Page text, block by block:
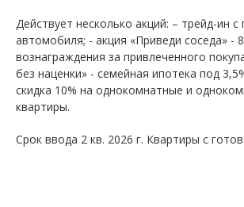
Действует несколько акций: – трейд-ин
автомобиля; - акция «Приведи соседа» -
вознаграждения за привлеченного
без наценки» - семейная ипотека под
скидка 10% на однокомнатные и
квартиры.
Срок ввода 2 кв. 2026 г. Квартиры с